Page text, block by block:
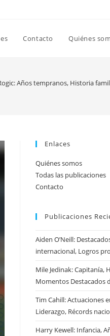
Contacto Quiénes
Años tempranos, Historia
Enlaces
Quiénes somos
Todas las publicaciones
Contacto
Publicaciones
Aiden O’Neill:
internacional, Logros
Mile Jedinak: Capitanía,
Momentos Destacados
Tim Cahill: Actuaciones
Liderazgo, Récords
Harry Kewell: Infancia,